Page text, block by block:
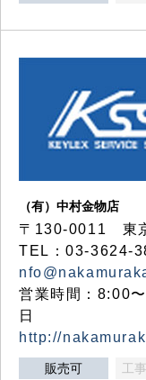
（有）中村金物店
〒130-0011 東
TEL：03-3624-
営業時間：8:00
日
http://
販売可 工